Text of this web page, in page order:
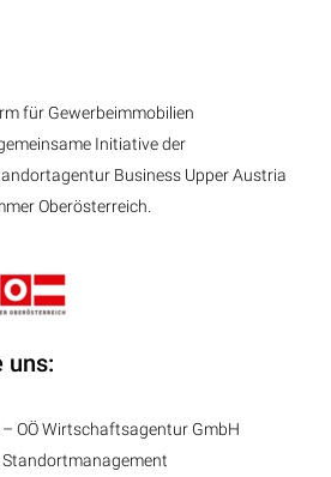
für Gewerbeimmobilien
Initiative der
Business Upper Austria
Oberösterreich.
uns:
OÖ Wirtschaftsagentur GmbH
Standortmanagement